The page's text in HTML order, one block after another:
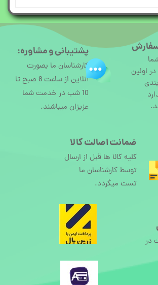
اولین
در
پشتیبانی و مشاوره:
کارشناسان ما بصورت
آنلاین از ساعت 8 صبح تا
10 شب در خدمت شما
عزیزان میباشند.
ضمانت اصالت کالا
کلیه کالا ها قبل از ارسال
توسط کارشناسان ما
تست میگردد.